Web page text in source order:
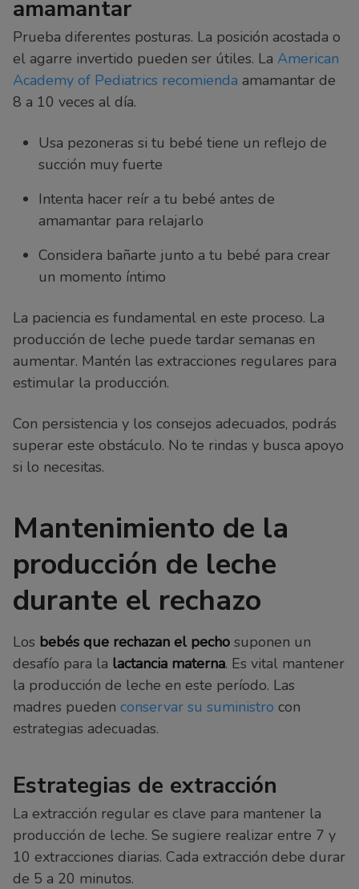
amamantar
Prueba diferentes posturas. La posición acostada o
el agarre invertido pueden ser útiles. La American
Academy of Pediatrics recomienda amamantar de
8 a 10 veces al día.
Usa pezoneras si tu bebé tiene un reflejo de
succión muy fuerte
Intenta hacer reír a tu bebé antes de
amamantar para relajarlo
Considera bañarte junto a tu bebé para crear
un momento íntimo
La paciencia es fundamental en este proceso. La
producción de leche puede tardar semanas en
aumentar. Mantén las extracciones regulares para
estimular la producción.
Con persistencia y los consejos adecuados, podrás
superar este obstáculo. No te rindas y busca apoyo
si lo necesitas.
Mantenimiento de la
producción de leche
durante el rechazo
Los bebés que rechazan el pecho suponen un
desafío para la lactancia materna. Es vital mantener
la producción de leche en este período. Las
madres pueden conservar su suministro con
estrategias adecuadas.
Estrategias de extracción
La extracción regular es clave para mantener la
producción de leche. Se sugiere realizar entre 7 y
10 extracciones diarias. Cada extracción debe durar
de 5 a 20 minutos.